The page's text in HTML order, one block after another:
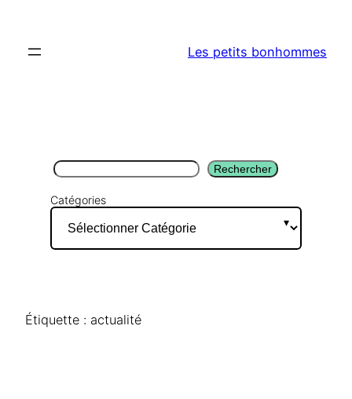
contenu
Les petits bonhommes
Rechercher Rechercher
Catégories
Étiquette : actualité